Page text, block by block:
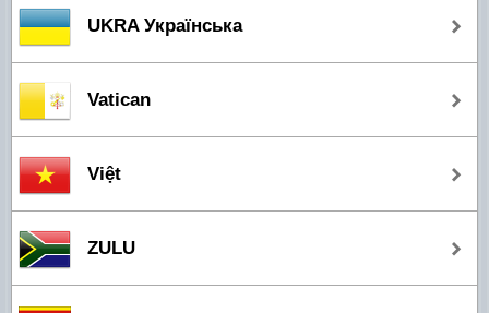
UKRA Українська
Vatican
Việt
ZULU